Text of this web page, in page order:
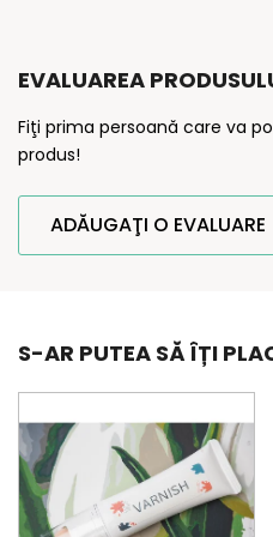
EVALUAREA
Fiţi prima persoană care va
produs!
ADĂUGAŢI O EVALUARE
S-AR PUTEA SĂ ÎȚI